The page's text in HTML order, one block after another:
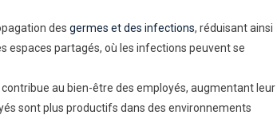
des germes et des infections, réduisant ainsi
espaces partagés, où les infections peuvent se
au bien-être des employés, augmentant leur
sont plus productifs dans des environnements